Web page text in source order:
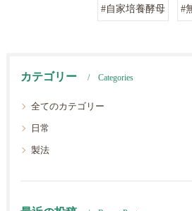
#自家培養酵母 #
カテゴリー Categories
全てのカテゴリー
日常
製法